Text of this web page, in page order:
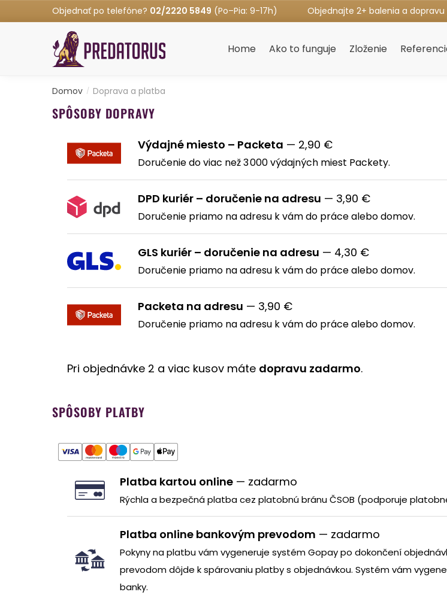
Objednať po telefóne? 02/2220 5849 (Po–Pia: 9-17h) Objednajte 2+ balenia a
Home Ako to funguje Zloženie
Domov / Doprava a platba
SPÔSOBY DOPRAVY
Výdajné miesto – Packeta — 2,90 €
Doručenie do viac než 3 000 výdajných miest Packety.
DPD kuriér – doručenie na adresu — 3,90 €
Doručenie priamo na adresu k vám do práce alebo domov.
GLS kuriér – doručenie na adresu — 4,30 €
Doručenie priamo na adresu k vám do práce alebo domov.
Packeta na adresu — 3,90 €
Doručenie priamo na adresu k vám do práce alebo domov.
Pri objednávke 2 a viac kusov máte dopravu zadarmo.
SPÔSOBY PLATBY
Platba kartou online— zadarmo
Rýchla a bezpečná platba cez platobnú bránu ČSOB (podporuje
Platba online bankovým prevodom — zadarmo
Pokyny na platbu vám vygeneruje systém Gopay po dokončení
prevodom dôjde k spárovaniu platby s objednávkou. Systém vám
banky.